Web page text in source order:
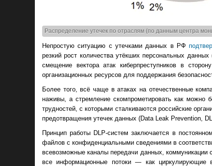
Распределение утечек по отраслям (по данным центра
Непростую ситуацию с утечками данных в РФ
резкий рост количества утёкших персональных
смещение вектора атак киберпреступников в
организационных ресурсов для поддержания
Более того, всё чаще в атаках на отечественные
наживы, а стремление скомпрометировать как можно
трудностей, с которыми сталкиваются российские
предотвращения утечек данных (Data Leak Prevention,
Принцип работы DLP-систем заключается в
файлов с конфиденциальными сведениями в
всевозможные каналы передачи данных, коммуникации
все информационные потоки — как циркулирующие